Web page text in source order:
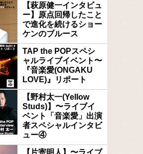
【萩原健一インタビュ
ー】原点回帰したこと
で進化を続けるショー
ケンのブルース
TAP the POPスペシ
ャルライブイベント〜
『音楽愛(ONGAKU
LOVE)』リポート
【野村太一(Yellow
Studs)】〜ライブイ
ベント「音楽愛」出演
者スペシャルインタビ
ュー④
【片寄明人】〜ライブ